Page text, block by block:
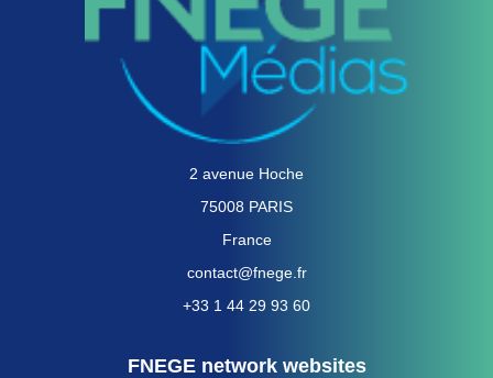
2 avenue Hoche
75008 PARIS
France
contact@fnege.fr
+33 1 44 29 93 60
FNEGE network websites